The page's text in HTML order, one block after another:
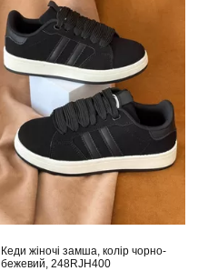
Кеди жіночі замша, колір чорно-
бежевий, 248RJH400